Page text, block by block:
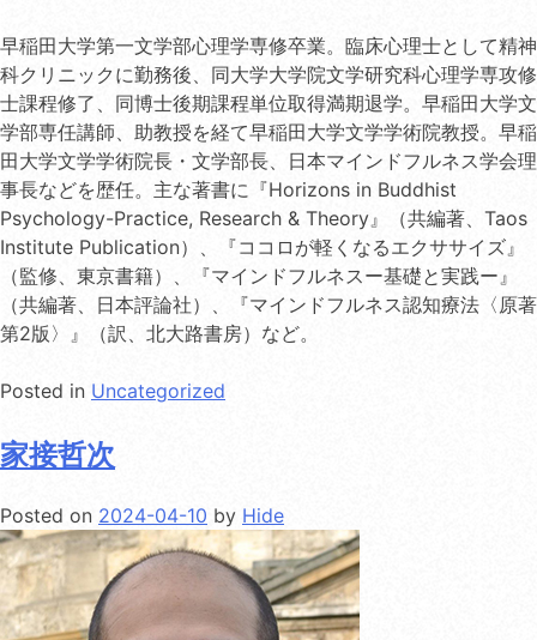
早稲田大学第一文学部心理学専修卒業。臨床心理士として精神
科クリニックに勤務後、同大学大学院文学研究科心理学専攻修
士課程修了、同博士後期課程単位取得満期退学。早稲田大学文
学部専任講師、助教授を経て早稲田大学文学学術院教授。早稲
田大学文学学術院長・文学部長、日本マインドフルネス学会理
事長などを歴任。主な著書に『Horizons in Buddhist
Psychology-Practice, Research & Theory』（共編著、Taos
Institute Publication）、『ココロが軽くなるエクササイズ』
（監修、東京書籍）、『マインドフルネスー基礎と実践ー』
（共編著、日本評論社）、『マインドフルネス認知療法〈原著
第2版〉』（訳、北大路書房）など。
Posted in Uncategorized
家接哲次
Posted on 2024-04-10 by Hide